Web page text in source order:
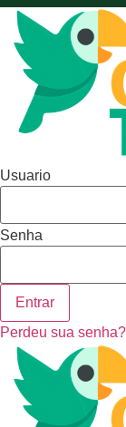
Usuario
Senha
Entrar
Perdeu sua senha?